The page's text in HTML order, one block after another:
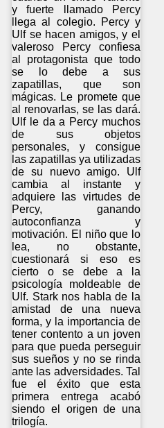
y fuerte llamado Percy
llega al colegio. Percy y
Ulf se hacen amigos, y el
valeroso Percy confiesa
al protagonista que todo
se lo debe a sus
zapatillas, que son
mágicas. Le promete que
al renovarlas, se las dará.
Ulf le da a Percy muchos
de sus objetos
personales, y consigue
las zapatillas ya utilizadas
de su nuevo amigo. Ulf
cambia al instante y
adquiere las virtudes de
Percy, ganando
autoconfianza y
motivación. El niño que lo
lea, no obstante,
cuestionará si eso es
cierto o se debe a la
psicología moldeable de
Ulf. Stark nos habla de la
amistad de una nueva
forma, y la importancia de
tener contento a un joven
para que pueda perseguir
sus sueños y no se rinda
ante las adversidades. Tal
fue el éxito que esta
primera entrega acabó
siendo el origen de una
trilogía.